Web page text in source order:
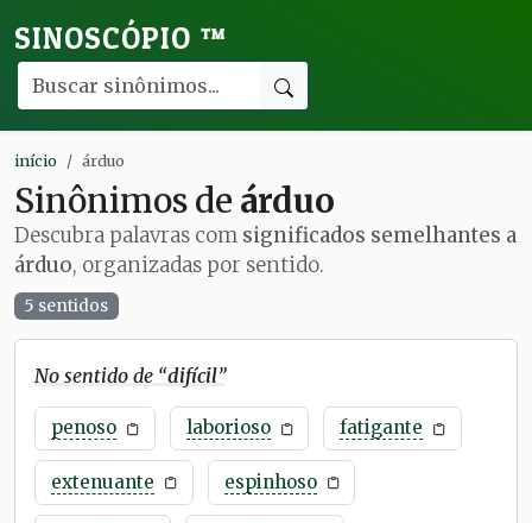
SINOSCÓPIO ™
início árduo
Sinônimos de árduo
Descubra palavras com significados semelhantes a
árduo, organizadas por sentido.
5 sentidos
No sentido de “difícil”
penoso laborioso fatigante
extenuante espinhoso